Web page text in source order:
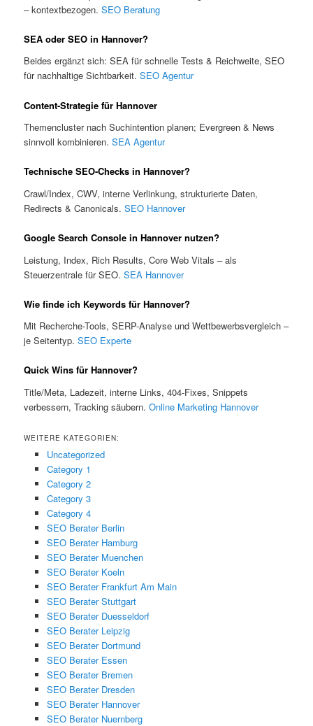
– kontextbezogen.SEO Beratung
SEA oder SEO in Hannover?
Beides ergänzt sich: SEA für schnelle Tests & Reichweite, SEO
für nachhaltige Sichtbarkeit.SEO Agentur
Content-Strategie für Hannover
Themencluster nach Suchintention planen; Evergreen & News
sinnvoll kombinieren.SEA Agentur
Technische SEO-Checks in Hannover?
Crawl/Index, CWV, interne Verlinkung, strukturierte Daten,
Redirects & Canonicals.SEO Hannover
Google Search Console in Hannover nutzen?
Leistung, Index, Rich Results, Core Web Vitals – als
Steuerzentrale für SEO.SEA Hannover
Wie finde ich Keywords für Hannover?
Mit Recherche-Tools, SERP-Analyse und Wettbewerbsvergleich –
je Seitentyp.SEO Experte
Quick Wins für Hannover?
Title/Meta, Ladezeit, interne Links, 404-Fixes, Snippets
verbessern, Tracking säubern.Online Marketing Hannover
WEITERE KATEGORIEN:
Uncategorized
Category 1
Category 2
Category 3
Category 4
SEO Berater Berlin
SEO Berater Hamburg
SEO Berater Muenchen
SEO Berater Koeln
SEO Berater Frankfurt Am Main
SEO Berater Stuttgart
SEO Berater Duesseldorf
SEO Berater Leipzig
SEO Berater Dortmund
SEO Berater Essen
SEO Berater Bremen
SEO Berater Dresden
SEO Berater Hannover
SEO Berater Nuernberg